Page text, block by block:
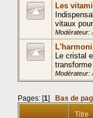
Les
vitaux
Modérateur:
Le cristal
transforme
Modérateur:
Pages: [1] Bas de
Titre